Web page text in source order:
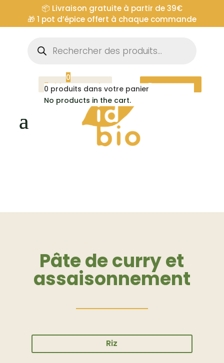
📦 Livraison gratuite à partir de 39€
🎁 1 pot d’épice offert à chaque commande
produits
Mon compte Espace pro
0
0 produits dans votre panier
No products in the cart.
Pâte de curry et
assaisonnement
Riz